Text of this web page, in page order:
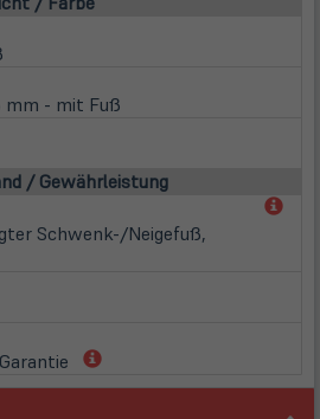
mm - mit Fuß
/ Gewährleistung
Schwenk-/Neigefuß,
(öffnet
in